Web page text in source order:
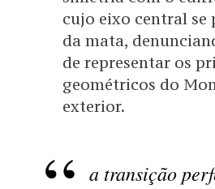
cujo eixo central se
da mata,
de representar os
geométricos do
exterior.
a transição